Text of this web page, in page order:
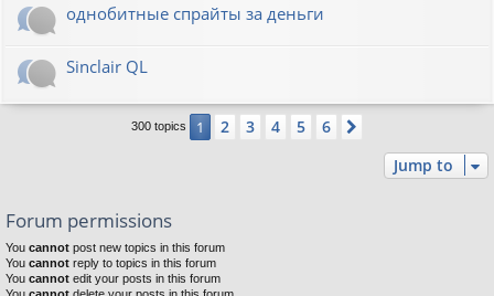
однобитные спрайты за деньги
Sinclair QL
300 topics 1 2 3 4 5 6
Jump to
Forum permissions
You cannot post new topics in this forum
You cannot reply to topics in this forum
You cannot edit your posts in this forum